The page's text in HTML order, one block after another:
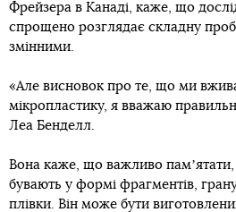
Фрейзера в Канаді, каже, що
спрощено розглядає складну
змінними.
«Але висновок про те, що ми
мікропластику, я вважаю
Леа Бенделл.
Вона каже, що важливо
бувають у формі фрагментів,
плівки. Він може бути